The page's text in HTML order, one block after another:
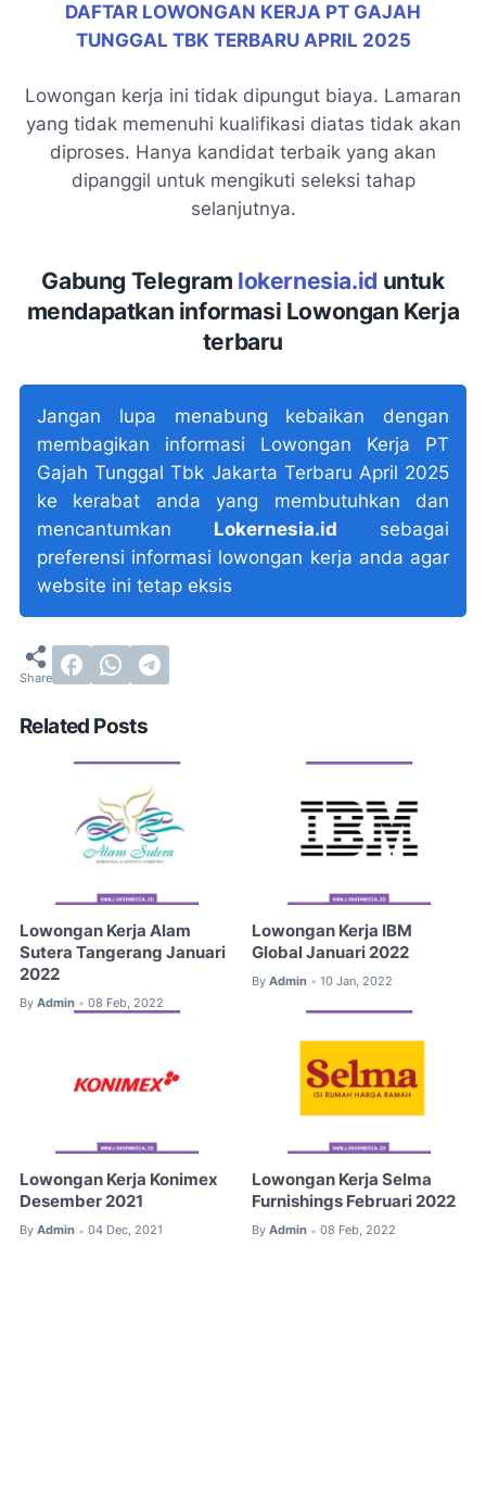
DAFTAR LOWONGAN KERJA PT GAJAH
TUNGGAL TBK TERBARU APRIL 2025
Lowongan kerja ini tidak dipungut biaya. Lamaran
yang tidak memenuhi kualifikasi diatas tidak akan
diproses. Hanya kandidat terbaik yang akan
dipanggil untuk mengikuti seleksi tahap
selanjutnya.
Gabung Telegram lokernesia.id untuk
mendapatkan informasi Lowongan Kerja
terbaru
Jangan lupa menabung kebaikan dengan
membagikan informasi Lowongan Kerja PT
Gajah Tunggal Tbk Jakarta Terbaru April 2025
ke kerabat anda yang membutuhkan dan
mencantumkan Lokernesia.id sebagai
preferensi informasi lowongan kerja anda agar
website ini tetap eksis
Related Posts
Lowongan Kerja Alam
Sutera Tangerang Januari
2022
By Admin • 08 Feb, 2022
Lowongan Kerja IBM
Global Januari 2022
By Admin • 10 Jan, 2022
Lowongan Kerja Konimex
Desember 2021
By Admin • 04 Dec, 2021
Lowongan Kerja Selma
Furnishings Februari 2022
By Admin • 08 Feb, 2022